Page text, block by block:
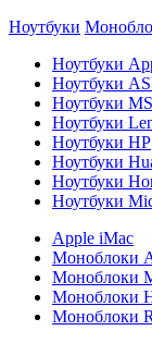
Ноутбуки
Ноутбуки
Ноутбуки
Ноутбуки
Ноутбуки
Ноутбуки HP
Ноутбуки
Ноутбуки
Ноутбуки
Apple iMac
Моноблоки
Моноблоки
Моноблоки
Моноблоки